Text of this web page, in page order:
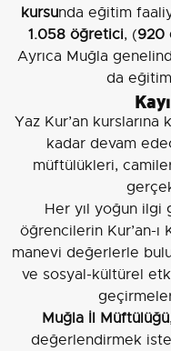
kursunda eğitim
1.058 öğretici, (920
Ayrıca Muğla
da
Yaz Kur’an kurslarına
kadar devam
müftülükleri, camiler
Her yıl yoğun ilgi
öğrencilerin Kur’an-ı
manevi değerlerle
ve sosyal-kültürel
Muğla İl Müftülüğü
değerlendirmek